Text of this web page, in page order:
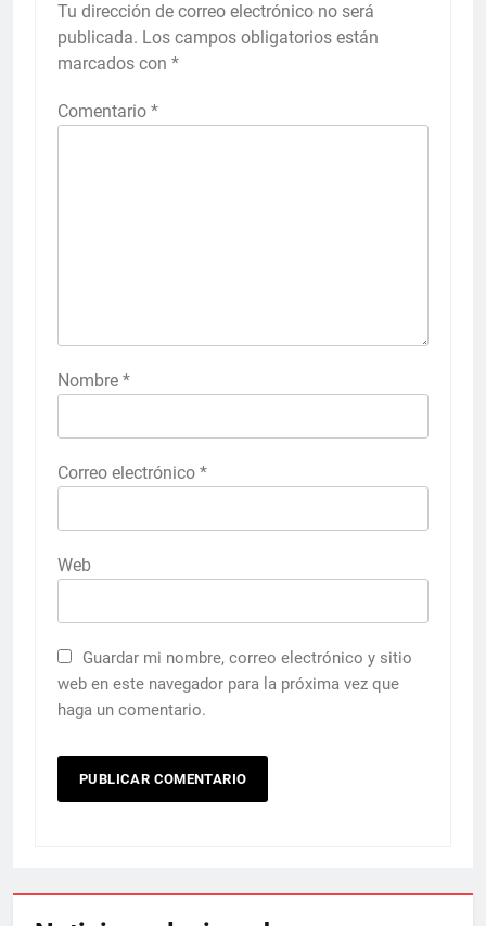
Tu dirección de correo electrónico no será
publicada. Los campos obligatorios están
marcados con *
Comentario *
Nombre *
Correo electrónico *
Web
Guardar mi nombre, correo electrónico y sitio
web en este navegador para la próxima vez que
haga un comentario.